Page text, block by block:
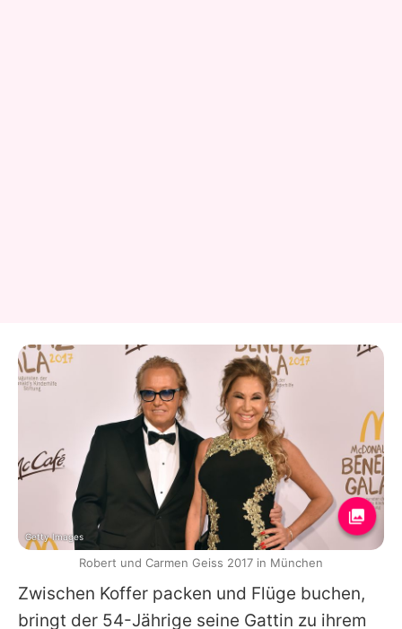
Zwischen Koffer packen und Flüge buchen,
bringt der 54-Jährige seine Gattin zu ihrem
Getty Images
Robert und Carmen Geiss 2017 in München